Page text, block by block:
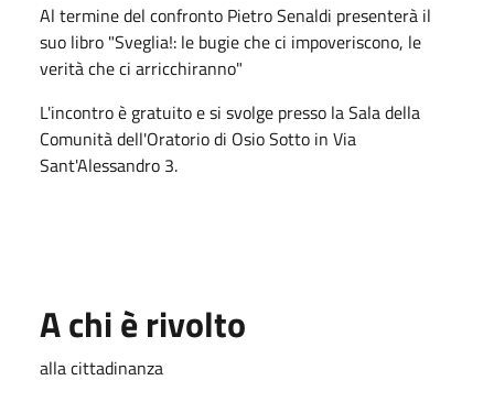
Al termine del confronto Pietro Senaldi presenterà il
suo libro "Sveglia!: le bugie che ci impoveriscono, le
verità che ci arricchiranno"
L'incontro è gratuito e si svolge presso la Sala della
Comunità dell'Oratorio di Osio Sotto in Via
Sant'Alessandro 3.
A chi è rivolto
alla cittadinanza